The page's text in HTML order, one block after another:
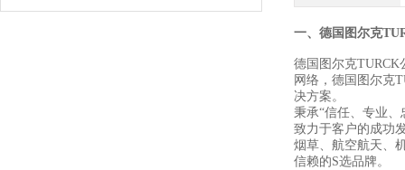
一、德国图尔克
德国图尔克TURCK
网络，德国图尔克
决方案。
秉承“信任、专业
致力于客户的成功
烟草、航空航天、
信赖的S选品牌。